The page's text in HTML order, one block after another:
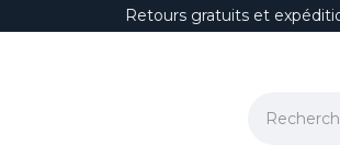
Retours gratuits et